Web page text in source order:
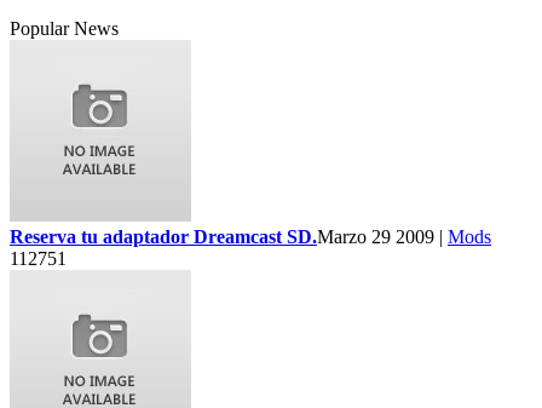
Popular News
Reserva tu adaptador Dreamcast SD.Marzo 29 2009 | Mods
112751